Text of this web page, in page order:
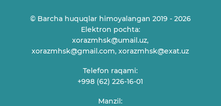
© Barcha huquqlar himoyalangan 2019 - 2026
Elektron pochta:
xorazmhsk@umail.uz,
xorazmhsk@gmail.com, xorazmhsk@exat.uz
Telefon raqami:
+998 (62) 226-16-01
Manzil: